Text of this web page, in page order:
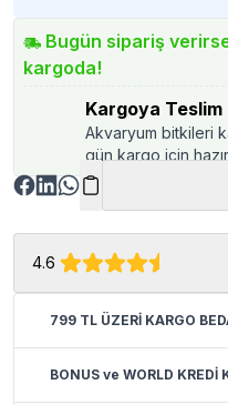
Bugün sipariş
kargoda!
Kargoya Teslim
Akvaryum bitkileri
gün kargo için
4.6
799 TL ÜZERİ KARGO
BONUS ve WORLD KREDİ